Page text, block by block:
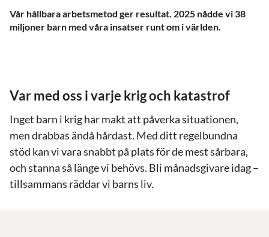
Vår hållbara arbetsmetod ger resultat. 2025 nådde vi 38
miljoner barn med våra insatser runt om i världen.
Var med oss i varje krig och katastrof
Inget barn i krig har makt att påverka situationen,
men drabbas ändå hårdast. Med ditt regelbundna
stöd kan vi vara snabbt på plats för de mest sårbara,
och stanna så länge vi behövs. Bli månadsgivare idag –
tillsammans räddar vi barns liv.